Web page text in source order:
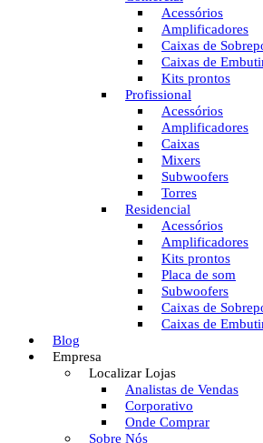
Acessórios
Amplificadores
Caixas de
Caixas de
Kits prontos
Profissional
Acessórios
Amplificadores
Caixas
Mixers
Subwoofers
Torres
Residencial
Acessórios
Amplificadores
Kits prontos
Placa de som
Subwoofers
Caixas de
Caixas de
Blog
Empresa
Localizar Lojas
Analistas de Vendas
Corporativo
Onde Comprar
Sobre Nós